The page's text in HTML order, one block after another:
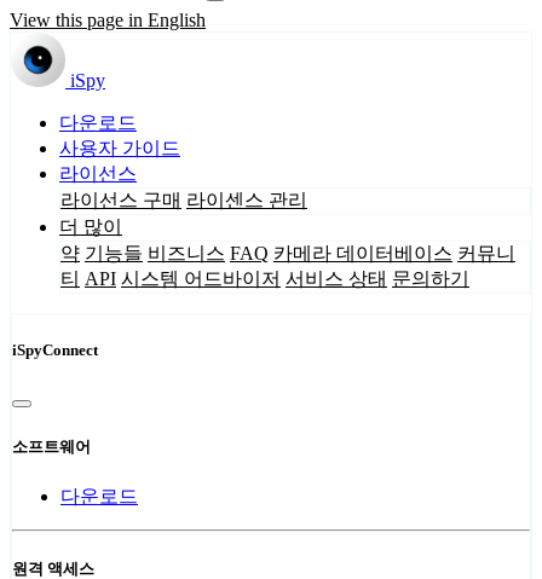
View this page in English
iSpy
다운로드
사용자 가이드
라이선스
라이선스 구매 라이센스 관리
더 많이
약 기능들 비즈니스 FAQ 카메라 데이터베이스 커뮤니
티 API 시스템 어드바이저 서비스 상태 문의하기
iSpyConnect
소프트웨어
다운로드
원격 액세스